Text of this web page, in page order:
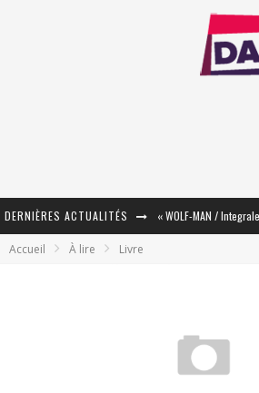
DERNIÈRES ACTUALITÉS
Star Fox
Accueil À lire Livre